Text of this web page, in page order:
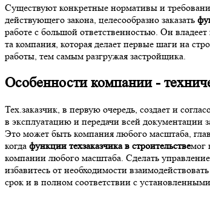
Существуют конкретные нормативы и
действующего закона, целесообразно заказать
работе с большой ответственностью. Он
та компания, которая делает первые шаги на
работы, тем самым разгружая застройщика.
Особенностикомпании -
Тех.заказчик, в первую очередь, создает и
в эксплуатацию и передачи всей документации
Это может быть компания любого масштаба,
когда функции техзаказчика в строительствемог
компании любого масштаба. Сделать
избавитесь от необходимости
срок и в полном соответствии с